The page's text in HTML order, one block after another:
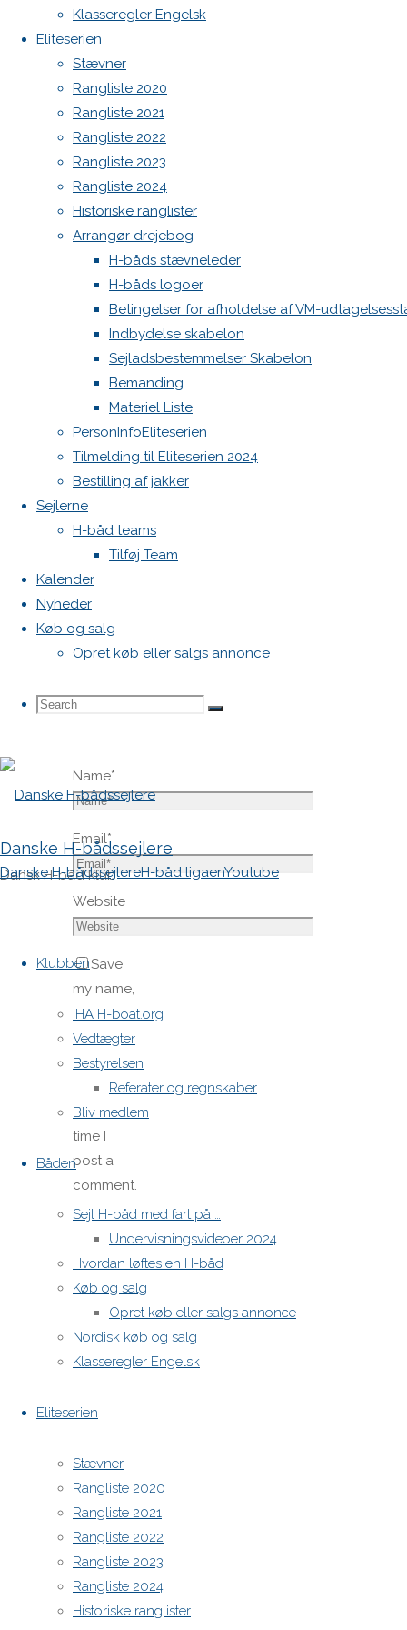
Klasseregler Engelsk
Eliteserien
Stævner
Rangliste 2020
Rangliste 2021
Rangliste 2022
Rangliste 2023
Rangliste 2024
Historiske ranglister
Arrangør drejebog
H-båds stævneleder
H-båds logoer
Betingelser for afholdelse af VM-
Indbydelse skabelon
Sejladsbestemmelser Skabelon
Bemanding
Materiel Liste
PersonInfoEliteserien
Tilmelding til Eliteserien 2024
Bestilling af jakker
Sejlerne
H-båd teams
Tilføj Team
Kalender
Nyheder
Køb og salg
Opret køb eller salgs annonce
Search
Search
Search
Danske H-bådssejlere
Dansk H-båd klub
Danske H-bådssejlereH-båd ligaenYoutube
Klubben
IHA H-boat.org
Vedtægter
Bestyrelsen
Referater og regnskaber
Bliv medlem
Båden
Sejl H-båd med fart på …
Undervisningsvideoer 2024
Hvordan løftes en H-båd
Køb og salg
Opret køb eller salgs annonce
Nordisk køb og salg
Klasseregler Engelsk
Eliteserien
Stævner
Rangliste 2020
Rangliste 2021
Rangliste 2022
Rangliste 2023
Rangliste 2024
Historiske ranglister
Previous
image
Next
image
Skriv
et
svar
Din e-
mailadresse
vil ikke
blive
publiceret.
Krævede
felter er
markeret
med
Comment
Name*
Email*
Website
Save
my name,
email,
and site
URL in my
browser
for next
time I
post a
comment.
H-båds kalenderen i Europa
WordPress.org
Powered by